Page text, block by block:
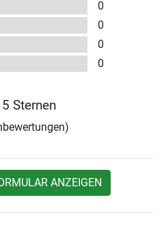
0
0
0
0
Sternen
ANZEIGEN